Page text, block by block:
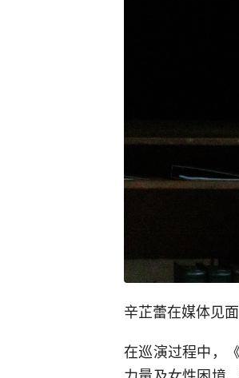
辛芷蕾在媒体见
在巡演过程中，